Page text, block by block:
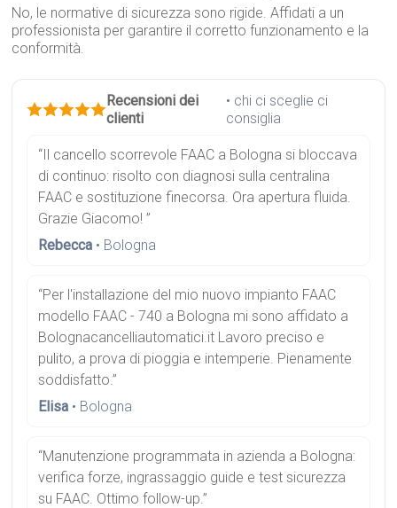
No, le normative di sicurezza sono rigide. Affidati a un
professionista per garantire il corretto funzionamento e la
conformità.
Recensioni dei
clienti
• chi ci sceglie ci
consiglia
“Il cancello scorrevole FAAC a Bologna si bloccava
di continuo: risolto con diagnosi sulla centralina
FAAC e sostituzione finecorsa. Ora apertura fluida.
Grazie Giacomo! ”
Rebecca • Bologna
“Per l'installazione del mio nuovo impianto FAAC
modello FAAC - 740 a Bologna mi sono affidato a
Bolognacancelliautomatici.it Lavoro preciso e
pulito, a prova di pioggia e intemperie. Pienamente
soddisfatto.”
Elisa • Bologna
“Manutenzione programmata in azienda a Bologna:
verifica forze, ingrassaggio guide e test sicurezza
su FAAC. Ottimo follow-up.”